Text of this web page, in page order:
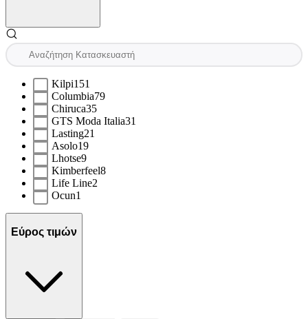
Kilpi151
Columbia79
Chiruca35
GTS Moda Italia31
Lasting21
Asolo19
Lhotse9
Kimberfeel8
Life Line2
Ocun1
Εύρος τιμών